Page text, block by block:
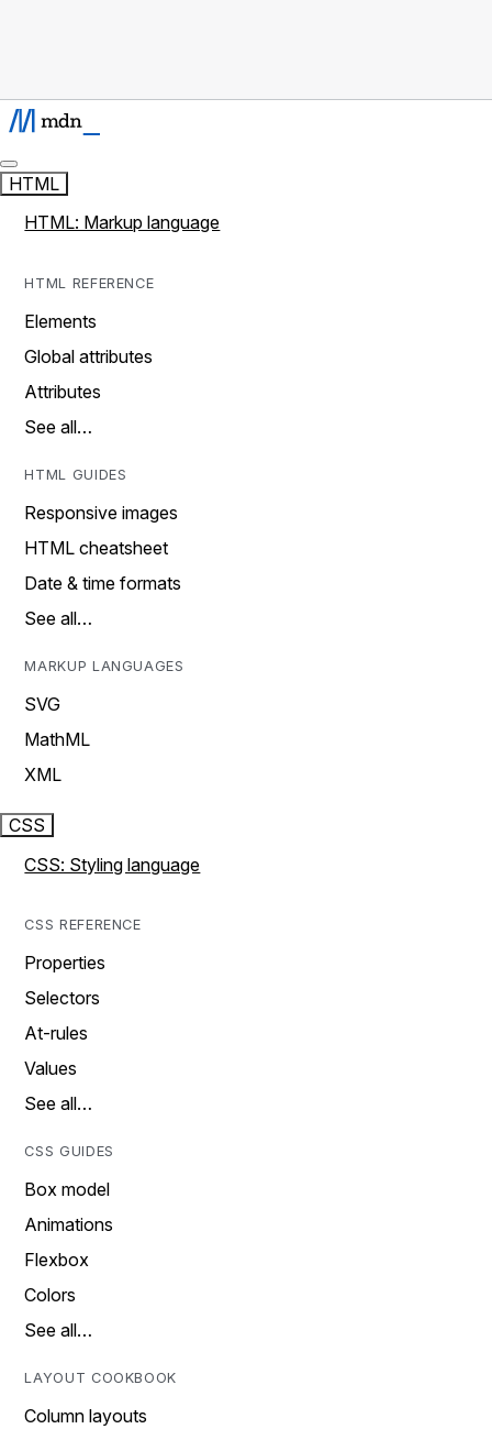
HTML
HTML: Markup language
HTML REFERENCE
Elements
Global attributes
Attributes
See all…
HTML GUIDES
Responsive images
HTML cheatsheet
Date & time formats
See all…
MARKUP LANGUAGES
SVG
MathML
XML
CSS
CSS: Styling language
CSS REFERENCE
Properties
Selectors
At-rules
Values
See all…
CSS GUIDES
Box model
Animations
Flexbox
Colors
See all…
LAYOUT COOKBOOK
Column layouts